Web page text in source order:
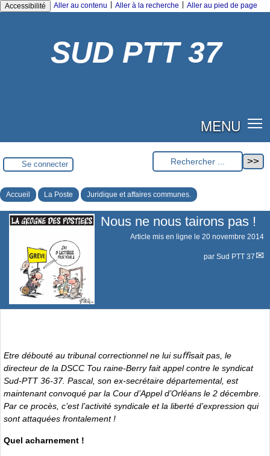
Accessibilité Aller au contenu Aller à la recherche Aller au pied de page
SUD PTT 37
MENU
Se connecter
Accueil La Poste Juridique et affaires communes.
Nous ne nous tairons pas !
Article mis en ligne le 20 novembre 2014
par Sud PTT 37
Etre débouté au tribunal correctionnel ne lui suﬃsait pas, le
directeur de la DSCC Tou raine-Berry fait appel contre le syndicat
Sud-PTT 36-37. Pascal, son ex-secrétaire départemental, est
maintenant convoqué par la Cour d’Appel d’Orléans le 2 décembre.
Par ce procès, c’est l’activité syndicale et la liberté d’expression qui
sont attaquées frontalement !
Quel acharnement !